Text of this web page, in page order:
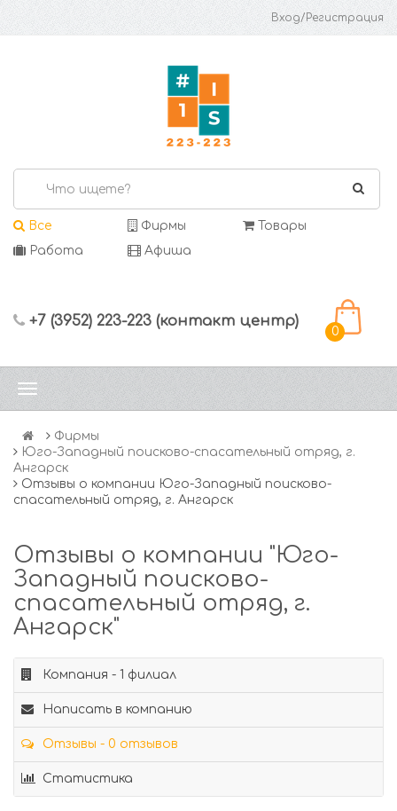
Вход/Регистрация
Все Фирмы
Товары
Работа
Афиша
+7 (3952) 223-223 (контакт центр)
0
Фирмы
Юго-Западный поисково-спасательный отряд, г.
Ангарск
Отзывы о компании Юго-Западный поисково-
спасательный отряд, г. Ангарск
Отзывы о компании "Юго-
Западный поисково-
спасательный отряд, г.
Ангарск"
Компания - 1 филиал
Написать в компанию
Отзывы - 0 отзывов
Статистика